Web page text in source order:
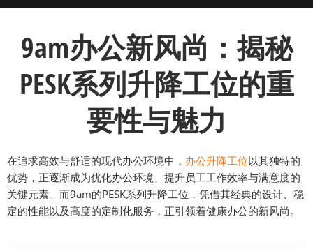
9am办公新风尚：揭秘
PESK系列升降工位的重
要性与魅力
在追求高效与舒适的现代办公环境中， 办公升降工位以其独特的
优势，正逐渐成为优化办公环境、提升员工工作效率与满意度的
关键元素。而9am的PESK系列升降工位，凭借其经典的设计、稳
定的性能以及高度的定制化服务，正引领着健康办公的新风尚。